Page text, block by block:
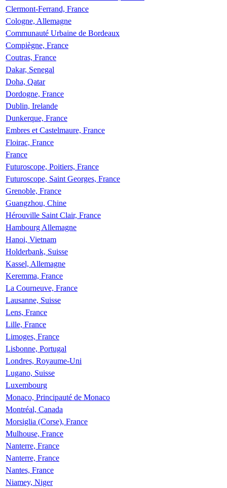
Clermont-Ferrand, France
Cologne, Allemagne
Communauté Urbaine de Bordeaux
Compiègne, France
Coutras, France
Dakar, Senegal
Doha, Qatar
Dordogne, France
Dublin, Irelande
Dunkerque, France
Embres et Castelmaure, France
Floirac, France
France
Futuroscope, Poitiers, France
Futuroscope, Saint Georges, France
Grenoble, France
Guangzhou, Chine
Hérouville Saint Clair, France
Hambourg Allemagne
Hanoi, Vietnam
Holderbank, Suisse
Kassel, Allemagne
Keremma, France
La Courneuve, France
Lausanne, Suisse
Lens, France
Lille, France
Limoges, France
Lisbonne, Portugal
Londres, Royaume-Uni
Lugano, Suisse
Luxembourg
Monaco, Principauté de Monaco
Montréal, Canada
Morsiglia (Corse), France
Mulhouse, France
Nanterre, France
Nanterre, France
Nantes, France
Niamey, Niger